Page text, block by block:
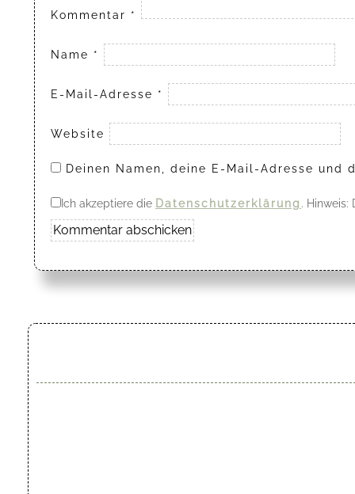
Kommentar *
Name *
E-Mail-Adresse *
Website
Deinen Namen, deine E-Mail-Adresse
Ich akzeptiere die Datenschutzerklärung .